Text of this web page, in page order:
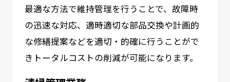
最適な方法で維持管理を行うことで、故障時
の迅速な対応、適時適切な部品交換や計画的
な修繕提案などを適切・的確に行うことがで
きトータルコストの削減が可能になります。